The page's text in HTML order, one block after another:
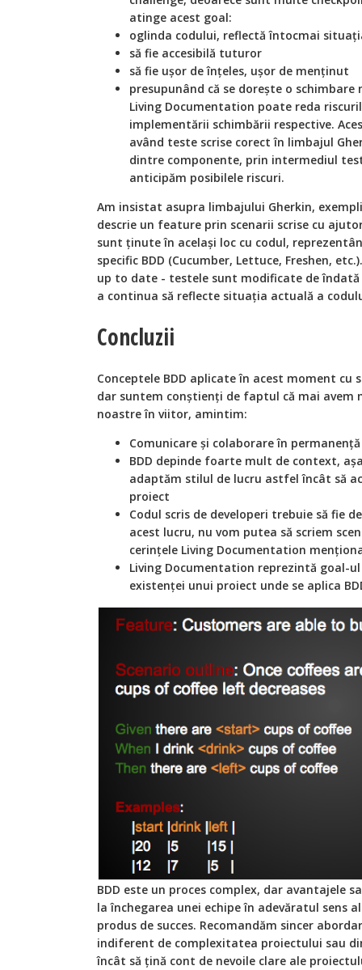
atinge acest goal:
oglinda codului, reflectă întocmai
să fie accesibilă tuturor
să fie ușor de înțeles, ușor de menținut
presupunând că se dorește o
Living Documentation poate reda
implementării schimbării respective.
având teste scrise corect în limbajul
dintre componente, prin intermediul
anticipăm posibilele riscuri.
Am insistat asupra limbajului Gherkin,
descrie un feature prin scenarii scrise cu
sunt ținute în același loc cu codul,
specific BDD (Cucumber, Lettuce, Freshen,
up to date - testele sunt modificate de
a continua să reflecte situația actuală a
Concluzii
Conceptele BDD aplicate în acest moment
dar suntem conștienți de faptul că mai avem
noastre în viitor, amintim:
Comunicare și colaborare în permanență
BDD depinde foarte mult de context,
adaptăm stilul de lucru astfel încât să
proiect
Codul scris de developeri trebuie să fie
acest lucru, nu vom putea să scriem
cerințele Living Documentation
Living Documentation reprezintă goal-
existenței unui proiect unde se aplica
BDD este un proces complex, dar avantajele
la închegarea unei echipe în adevăratul sens
produs de succes. Recomandăm sincer
indiferent de complexitatea proiectului sau
încât să țină cont de nevoile clare ale